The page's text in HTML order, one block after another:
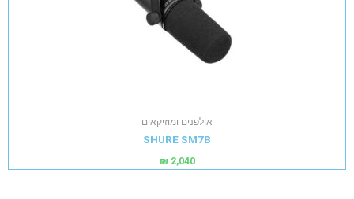
אולפנים ומוזיקאים
SHURE SM7B
₪ 2,040